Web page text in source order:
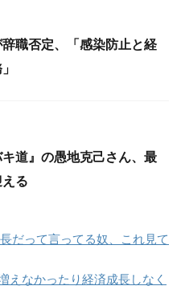
職否定、「感染防止と経
キ道』の愚地克己さん、最
る
だって言ってる奴、これ見て
えなかったり経済成長しなく